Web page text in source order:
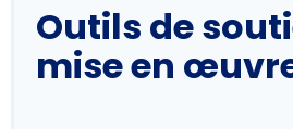
Outils de
mise en